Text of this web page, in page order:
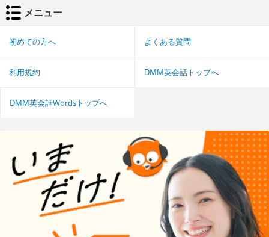
メニュー
初めての方へ よくある質問
利用規約 DMM英会話トップへ
DMM英会話Wordsトップへ